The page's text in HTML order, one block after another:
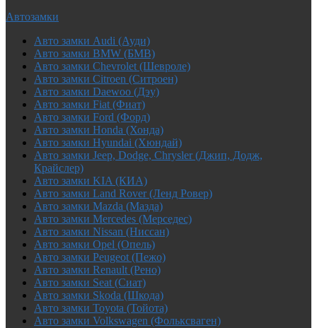
Автозамки
Авто замки Audi (Ауди)
Авто замки BMW (БМВ)
Авто замки Chevrolet (Шевроле)
Авто замки Citroen (Ситроен)
Авто замки Daewoo (Дэу)
Авто замки Fiat (Фиат)
Авто замки Ford (Форд)
Авто замки Honda (Хонда)
Авто замки Hyundai (Хюндай)
Авто замки Jeep, Dodge, Chrysler (Джип, Додж,
Крайслер)
Авто замки KIA (КИА)
Авто замки Land Rover (Ленд Ровер)
Авто замки Mazda (Мазда)
Авто замки Mercedes (Мерседес)
Авто замки Nissan (Ниссан)
Авто замки Opel (Опель)
Авто замки Peugeot (Пежо)
Авто замки Renault (Рено)
Авто замки Seat (Сиат)
Авто замки Skoda (Шкода)
Авто замки Toyota (Тойота)
Авто замки Volkswagen (Фольксваген)